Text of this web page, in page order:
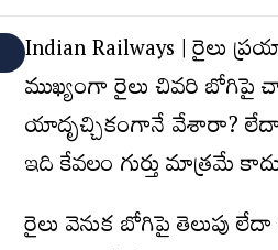
Indian Railways | రైలు
ముఖ్యంగా రైలు చివరి బోగిపై చాలా
యాదృచ్చికంగానే వేశారా?
ఇది కేవలం గుర్తు మాత్రమే
రైలు వెనుక బోగిపై తెలుపు లేదా